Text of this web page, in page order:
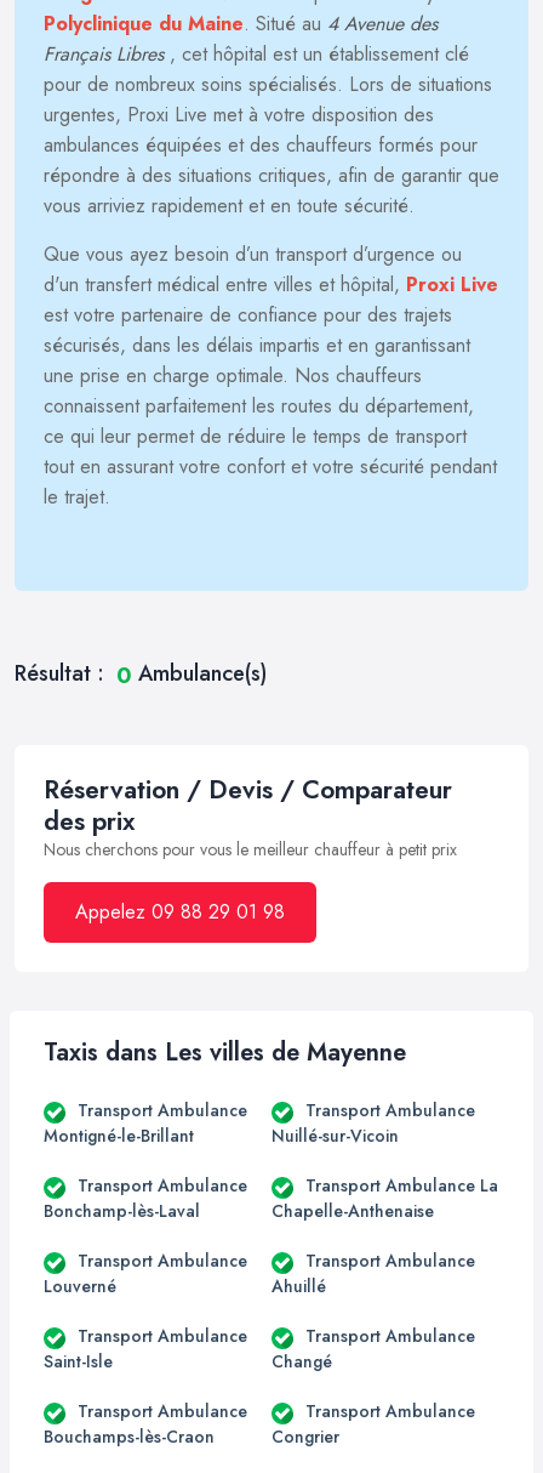
Polyclinique du Maine. Situé au 4 Avenue des
Français Libres, cet hôpital est un établissement clé
pour de nombreux soins spécialisés. Lors de situations
urgentes, Proxi Live met à votre disposition des
ambulances équipées et des chauffeurs formés pour
répondre à des situations critiques, afin de garantir que
vous arriviez rapidement et en toute sécurité.
Que vous ayez besoin d’un transport d’urgence ou
d'un transfert médical entre villes et hôpital, Proxi Live
est votre partenaire de confiance pour des trajets
sécurisés, dans les délais impartis et en garantissant
une prise en charge optimale. Nos chauffeurs
connaissent parfaitement les routes du département,
ce qui leur permet de réduire le temps de transport
tout en assurant votre confort et votre sécurité pendant
le trajet.
Résultat : 0 Ambulance(s)
Réservation / Devis / Comparateur
des prix
Nous cherchons pour vous le meilleur chauffeur à petit prix
Appelez 09 88 29 01 98
Taxis dans Les villes de Mayenne
Transport Ambulance
Montigné-le-Brillant
Transport Ambulance
Nuillé-sur-Vicoin
Transport Ambulance
Bonchamp-lès-Laval
Transport Ambulance La
Chapelle-Anthenaise
Transport Ambulance
Louverné
Transport Ambulance
Ahuillé
Transport Ambulance
Saint-Isle
Transport Ambulance
Changé
Transport Ambulance
Bouchamps-lès-Craon
Transport Ambulance
Congrier